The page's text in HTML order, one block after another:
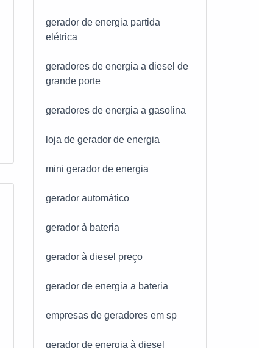
gerador de energia partida
elétrica
geradores de energia a diesel de
grande porte
geradores de energia a gasolina
loja de gerador de energia
mini gerador de energia
gerador automático
gerador à bateria
gerador à diesel preço
gerador de energia a bateria
empresas de geradores em sp
gerador de energia à diesel